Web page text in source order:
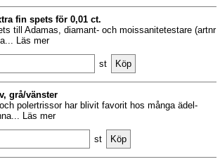
fin spets för 0,01 ct.
till Adamas, diamant- och moissanitetestare (artnr
Läs mer
st
grå/vänster
polertrissor har blivit favorit hos många ädel-
Läs mer
st